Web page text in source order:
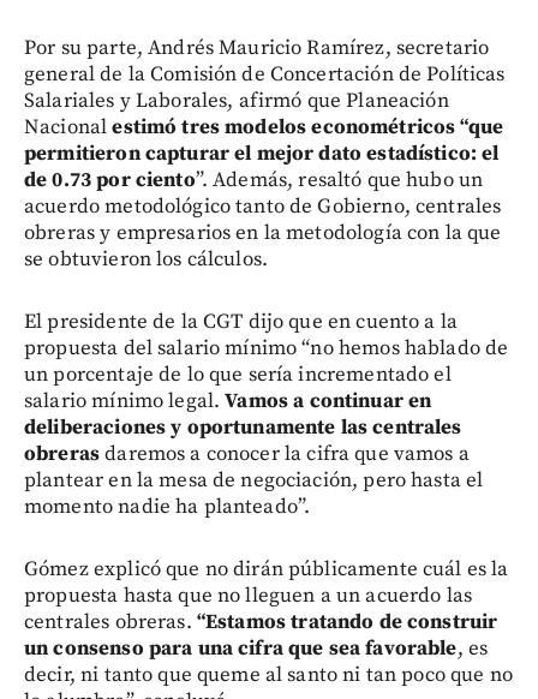
Por su parte, Andrés Mauricio Ramírez, secretario
general de la Comisión de Concertación de Políticas
Salariales y Laborales, afirmó que Planeación
Nacionalestimó tres modelos econométricos “que
permitieron capturar el mejor dato estadístico: el
de 0.73 por ciento”. Además, resaltó que hubo un
acuerdo metodológico tanto de Gobierno, centrales
obreras y empresarios en la metodología con la que
se obtuvieron los cálculos.
El presidente de la CGT dijo que en cuento a la
propuesta del salario mínimo “no hemos hablado de
un porcentaje de lo que sería incrementado el
salario mínimo legal.Vamos a continuar en
deliberaciones y oportunamente las centrales
obrerasdaremos a conocer la cifra que vamos a
plantear en la mesa de negociación, pero hasta el
momento nadie ha planteado”.
Gómez explicó que no dirán públicamente cuál es la
propuesta hasta que no lleguen a un acuerdo las
centrales obreras. “Estamos tratando de construir
un consenso para una cifra que sea favorable, es
decir, ni tanto que queme al santo ni tan poco que no